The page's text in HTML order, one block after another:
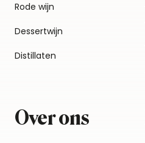
Rode wijn
Dessertwijn
Distillaten
Over ons